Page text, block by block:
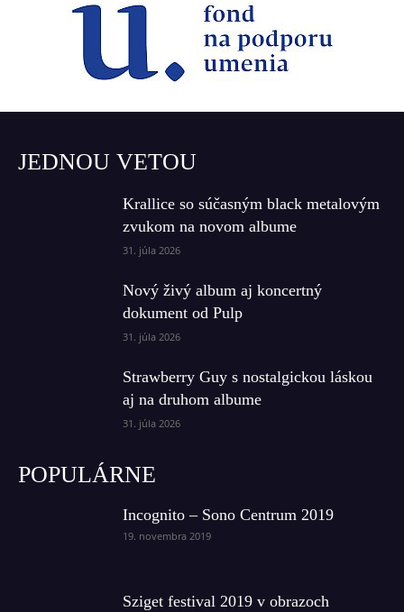
JEDNOU VETOU
Krallice so súčasným black metalovým
zvukom na novom albume
31. júla 2026
Nový živý album aj koncertný
dokument od Pulp
31. júla 2026
Strawberry Guy s nostalgickou láskou
aj na druhom albume
31. júla 2026
POPULÁRNE
Incognito – Sono Centrum 2019
19. novembra 2019
Sziget festival 2019 v obrazoch